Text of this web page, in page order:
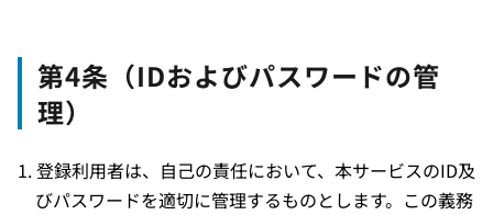
第4条（IDおよびパスワードの管
理）
登録利用者は、自己の責任において、本サービスのID及
びパスワードを適切に管理するものとします。この義務